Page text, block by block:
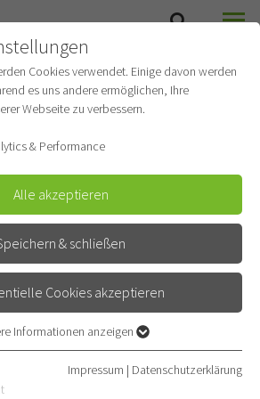
Cookies verwendet. Einige davon werden
es uns andere ermöglichen, Ihre
Webseite zu verbessern.
& Performance
Alle akzeptieren
& schließen
Cookies akzeptieren
für grundlegende Funktionen der
ist gewährleistet, dass die Webseite
Informationen anzeigen
Impressum | Datenschutzerklärung